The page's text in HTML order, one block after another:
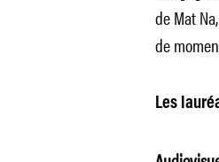
de Mat
de
Les